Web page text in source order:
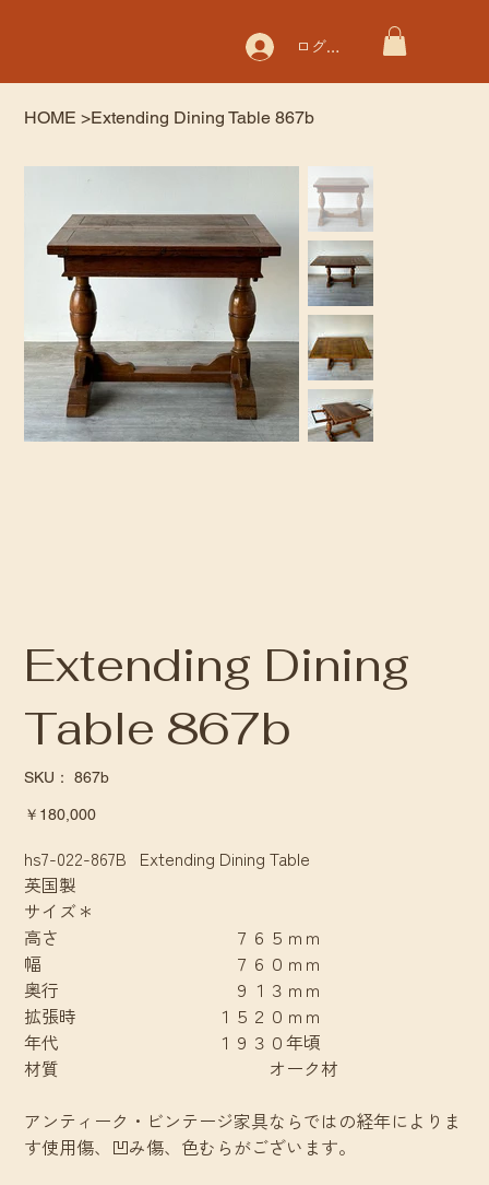
ログイン
HOME >Extending Dining Table 867b
Extending Dining
Table 867b
SKU：
SKU：
867b
価
￥180,000
hs7-022-867B Extending Dining Table
英国製
サイズ＊
高さ ７６５ｍｍ
幅 ７６０ｍｍ
奥行 ９１３ｍｍ
拡張時 １５２０ｍｍ
年代 １９３０年頃
材質 オーク材
アンティーク・ビンテージ家具ならではの経年によりま
す使用傷、凹み傷、色むらがございます。